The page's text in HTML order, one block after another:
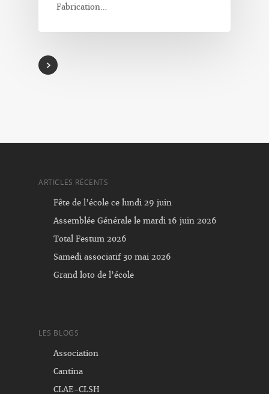
Fabrication…
ARTICLES RÉCENTS
Fête de l’école ce lundi 29 juin
Assemblée Générale le mardi 16 juin 2026
Total Festum 2026
Samedi associatif 30 mai 2026
Grand loto de l’école
LES BLOGS
Association
Cantina
CLAE-CLSH